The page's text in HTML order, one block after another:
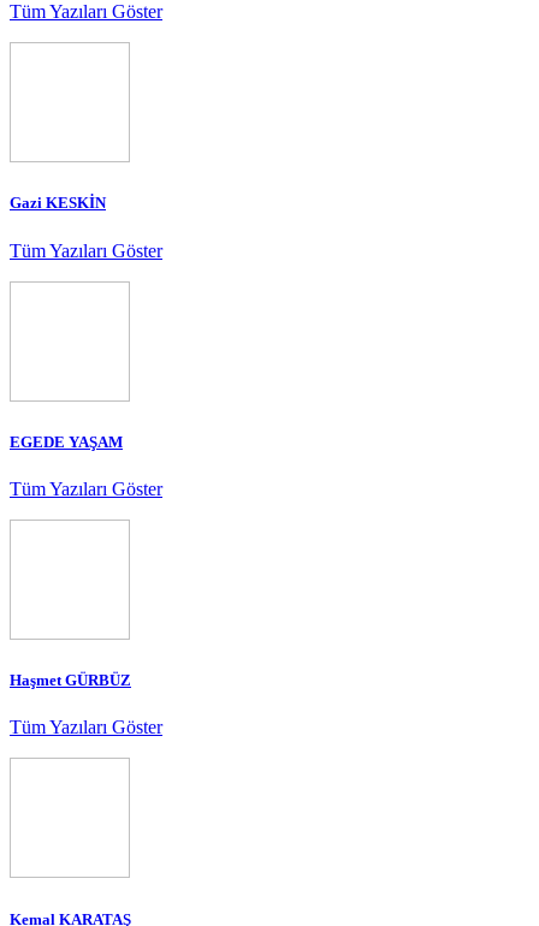
Tüm Yazıları Göster
Gazi KESKİN
Tüm Yazıları Göster
EGEDE YAŞAM
Tüm Yazıları Göster
Haşmet GÜRBÜZ
Tüm Yazıları Göster
Kemal KARATAŞ